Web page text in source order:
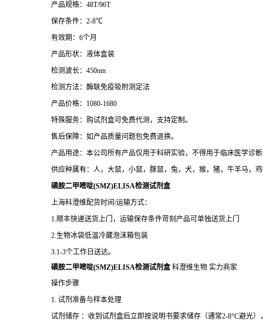
产品规格：48T/96T
保存条件：2-8℃
有效期：6个月
产品形状：液体盒装
检测波长：450nm
检测方法：酶联免疫吸附测定法
产品价格：1080-1680
特殊服务：购试剂盒可免费代测，支持定制。
售后保障：如产品质量问题包免费退换。
产品用途：本公司所有产品仅用于科研实验，不得用于临床医学诊
供应种属有：人，大鼠，小鼠，豚鼠，兔，犬，猴，猪，牛羊马，
磺胺二甲嘧啶(SMZ)ELISA检测试剂盒
上海科澄维配货时间/运输方式：
1.顺丰快递送货上门，运输保存条件苛刻产品可单独送货上门
2.生物冰袋低温冷藏泡沫箱包装
3.1-3个工作日送达。
磺胺二甲嘧啶(SMZ)ELISA检测试剂盒 科澄维生物 实力商家
操作步骤
1. 试剂准备与样本处理
试剂储存 ：收到试剂盒后立即按说明书要求储存（通常2-8°C避光